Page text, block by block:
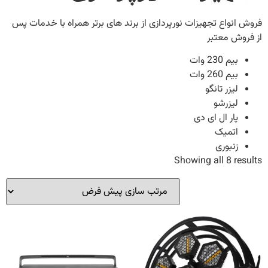
انواع تجهیزات نورپردازی از برند های برتر همراه با خدمات پس
معتبر
بیم 230 وات
بیم 260 وات
لیزر تانگو
لیزرشو
پار ال ای دی
اتمیک
زنبوری
Showing all 8